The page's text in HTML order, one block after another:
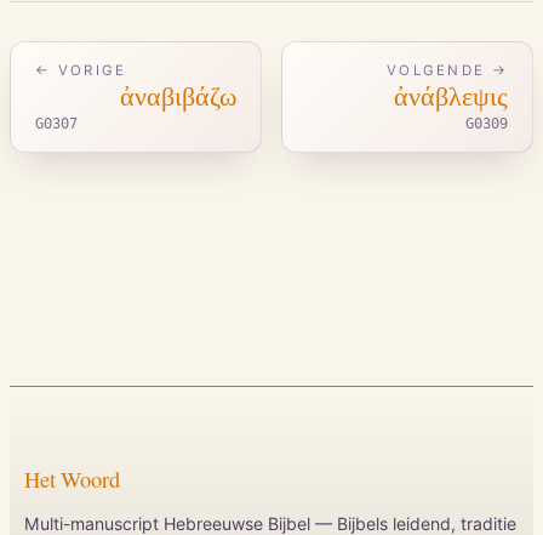
← VORIGE
ἀναβιβάζω
G0307
VOLGENDE →
ἀνάβλεψις
G0309
Het Woord
Multi-manuscript Hebreeuwse Bijbel — Bijbels leidend, traditie